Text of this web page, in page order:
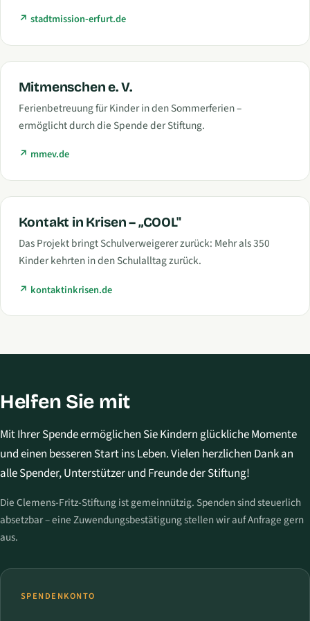
stadtmission-erfurt.de
Mitmenschen e. V.
Ferienbetreuung für Kinder in den Sommerferien –
ermöglicht durch die Spende der Stiftung.
mmev.de
Kontakt in Krisen – „COOL"
Das Projekt bringt Schulverweigerer zurück: Mehr als 350
Kinder kehrten in den Schulalltag zurück.
kontaktinkrisen.de
Helfen Sie mit
Mit Ihrer Spende ermöglichen Sie Kindern glückliche Momente
und einen besseren Start ins Leben. Vielen herzlichen Dank an
alle Spender, Unterstützer und Freunde der Stiftung!
Die Clemens-Fritz-Stiftung ist gemeinnützig. Spenden sind steuerlich
absetzbar – eine Zuwendungsbestätigung stellen wir auf Anfrage gern
aus.
SPENDENKONTO